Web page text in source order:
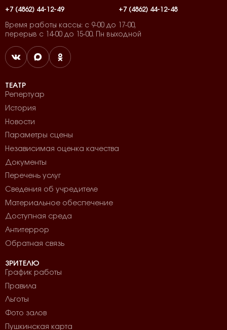
+7 (4862) 44-12-49
+7 (4862) 44-12-48
Время работы кассы: с 9-00 до 17-00,
перерыв с 14-00 до 15-00. Пн выходной
ТЕАТР
Репертуар
История
Новости
Параметры сцены
Независимая оценка качества
Документы
Перечень услуг
Сведения об учредителе
Материальное обеспечение
Доступная среда
Антитеррор
Обратная связь
ЗРИТЕЛЮ
График работы
Правила
Льготы
Фото залов
Пушкинская карта